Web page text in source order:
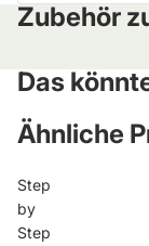
Zubehör
Das
Ähnliche
Step
by
Step